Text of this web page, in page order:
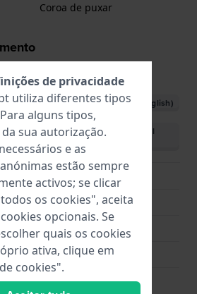
Coroa de puxar
nº 2784(Ver especificações
Descarregar o manual (English)
Descarregar o manual
(Portuguese)
Casio
Não
Analógico
Quartzo
Pilha Renata R377 377 /
de privacidade
utiliza diferentes tipos
alguns tipos,
sua autorização.
e as
estão sempre
activos; se clicar
os cookies", aceita
opcionais. Se
quais os cookies
ativa, clique em
cookies".